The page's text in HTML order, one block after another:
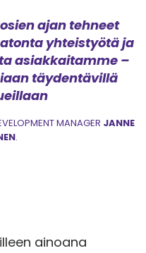
ajan tehneet
yhteistyötä ja
asiakkaitamme –
täydentävillä
MANAGER JANNE
.
ainoana